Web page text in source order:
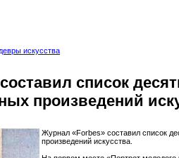
искусства
список
произведений
Журнал «Forbes» составил список
произведений искусства.